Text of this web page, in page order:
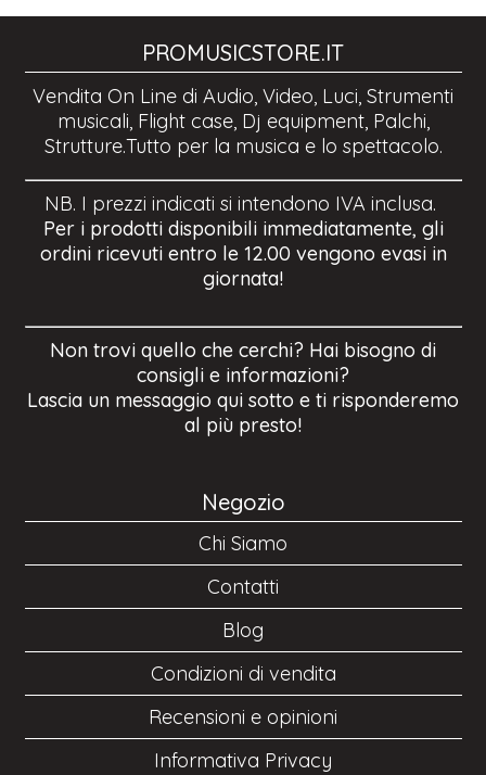
PROMUSICSTORE.IT
Vendita On Line di Audio, Video, Luci, Strumenti
musicali, Flight case, Dj equipment, Palchi,
Strutture.Tutto per la musica e lo spettacolo.
NB. I prezzi indicati si intendono IVA inclusa.
Per i prodotti disponibili immediatamente, gli
ordini ricevuti entro le 12.00 vengono evasi in
giornata!
Non trovi quello che cerchi? Hai bisogno di
consigli e informazioni?
Lascia un messaggio qui sotto e ti risponderemo
al più presto!
Negozio
Chi Siamo
Contatti
Blog
Condizioni di vendita
Recensioni e opinioni
Informativa Privacy